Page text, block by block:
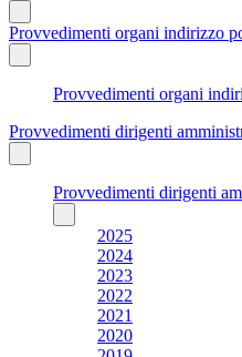
Provvedimenti organi indirizzo
Provvedimenti organi
Provvedimenti dirigenti
Provvedimenti dirigenti
2025
2024
2023
2022
2021
2020